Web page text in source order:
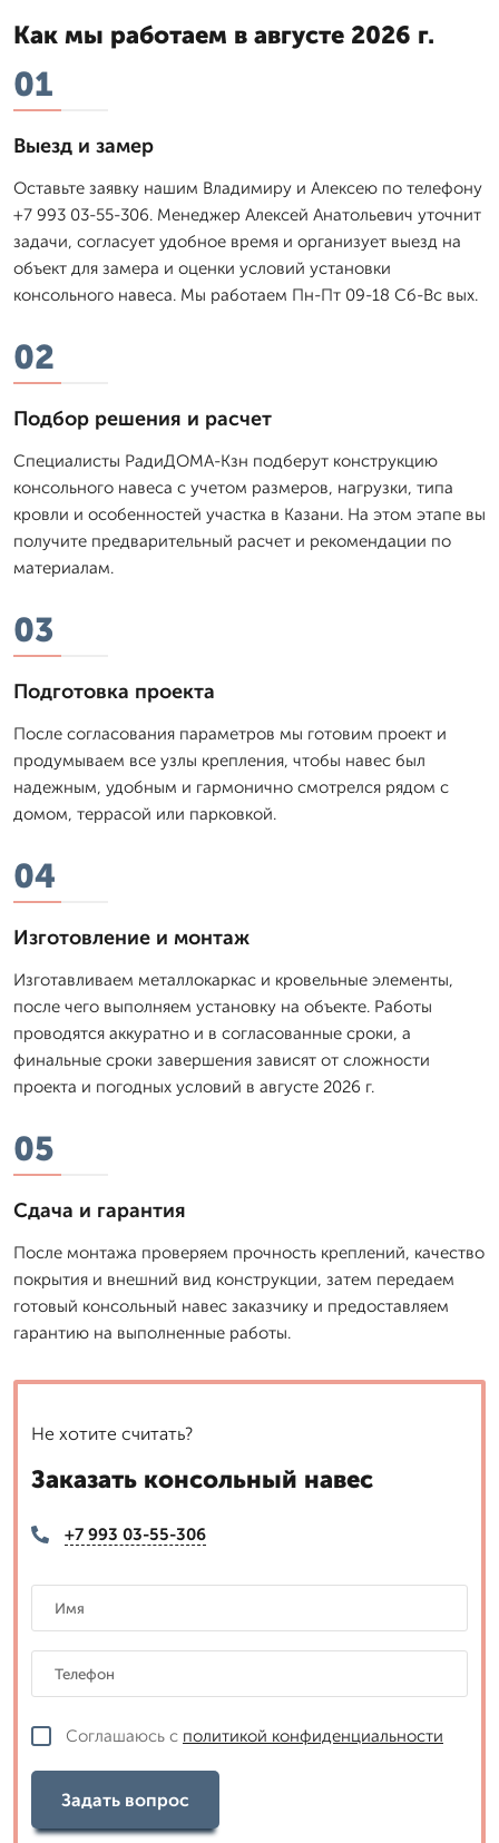
Как мы работаем в августе 2026 г.
01
Выезд и замер
Оставьте заявку нашим Владимиру и Алексею по телефону
+7 993 03-55-306. Менеджер Алексей Анатольевич уточнит
задачи, согласует удобное время и организует выезд на
объект для замера и оценки условий установки
консольного навеса. Мы работаем Пн-Пт 09-18 Сб-Вс вых.
02
Подбор решения и расчет
Специалисты РадиДОМА-Кзн подберут конструкцию
консольного навеса с учетом размеров, нагрузки, типа
кровли и особенностей участка в Казани. На этом этапе вы
получите предварительный расчет и рекомендации по
материалам.
03
Подготовка проекта
После согласования параметров мы готовим проект и
продумываем все узлы крепления, чтобы навес был
надежным, удобным и гармонично смотрелся рядом с
домом, террасой или парковкой.
04
Изготовление и монтаж
Изготавливаем металлокаркас и кровельные элементы,
после чего выполняем установку на объекте. Работы
проводятся аккуратно и в согласованные сроки, а
финальные сроки завершения зависят от сложности
проекта и погодных условий в августе 2026 г.
05
Сдача и гарантия
После монтажа проверяем прочность креплений, качество
покрытия и внешний вид конструкции, затем передаем
готовый консольный навес заказчику и предоставляем
гарантию на выполненные работы.
Не хотите считать?
Заказать консольный навес
+7 993 03-55-306
Соглашаюсь с политикой конфиденциальности
Задать вопрос